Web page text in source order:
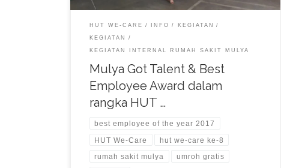
HUT WE-CARE INFO KEGIATAN
KEGIATAN
KEGIATAN INTERNAL RUMAH SAKIT MULYA
Mulya Got Talent & Best
Employee Award dalam
rangka HUT …
best employee of the year 2017
HUT We-Care hut we-care ke-8
rumah sakit mulya umroh gratis